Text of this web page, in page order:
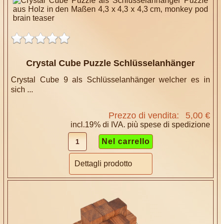
Crystal Cube Puzzle Schlüsselanhänger
Crystal Cube 9 als Schlüsselanhänger welcher es in
sich ...
Prezzo di vendita: 5,00 €
incl.19% di IVA. più spese di spedizione
Dettagli prodotto